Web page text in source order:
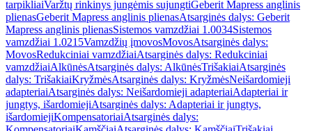
tarpikliaiVaržtų rinkinys jungėmis sujungtiGeberit Mapress anglinis
plienasGeberit Mapress anglinis plienasAtsarginės dalys: Geberit
Mapress anglinis plienasSistemos vamzdžiai 1.0034Sistemos
vamzdžiai 1.0215Vamzdžių įmovosMovosAtsarginės dalys:
MovosRedukciniai vamzdžiaiAtsarginės dalys: Redukciniai
vamzdžiaiAlkūnėsAtsarginės dalys: AlkūnėsTrišakiaiAtsarginės
dalys: TrišakiaiKryžmėsAtsarginės dalys: KryžmėsNeišardomieji
adapteriaiAtsarginės dalys: Neišardomieji adapteriaiAdapteriai ir
jungtys, išardomiejiAtsarginės dalys: Adapteriai ir jungtys,
išardomiejiKompensatoriaiAtsarginės dalys: